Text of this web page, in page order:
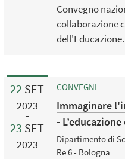
Convegno
collaborazione
dell'Educazione.
22 SET
2023
23 SET
2023
CONVEGNI
Immaginare
-
Dipartimento di
Re 6 - Bologna